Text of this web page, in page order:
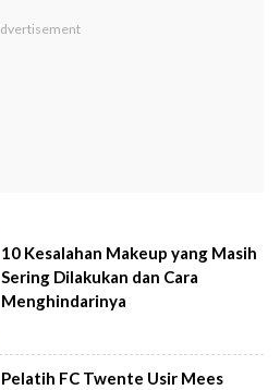
10 Kesalahan Makeup yang Masih
Sering Dilakukan dan Cara
Menghindarinya
Pelatih FC Twente Usir Mees